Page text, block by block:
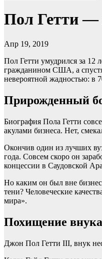
Пол Гетти —
Апр 19, 2019
Пол Гетти умудрился за 12
гражданином США, а спустя
невероятной жадностью: в
Прирожденный
Биография Пола Гетти
акулами бизнеса. Нет,
Окончив один из лучших
года. Совсем скоро он
концессии в Саудовской
Но каким он был вне
тени? Человеческие
мира».
Похищение внука
Джон Пол Гетти III, внук